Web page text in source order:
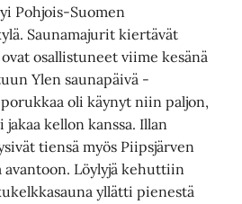
Pohjois-Suomen
Saunamajurit kiertävät
osallistuneet viime kesänä
Ylen saunapäivä -
oli käynyt niin paljon,
kellon kanssa. Illan
tiensä myös Piipsjärven
avantoon. Löylyjä kehuttiin
yllätti pienestä